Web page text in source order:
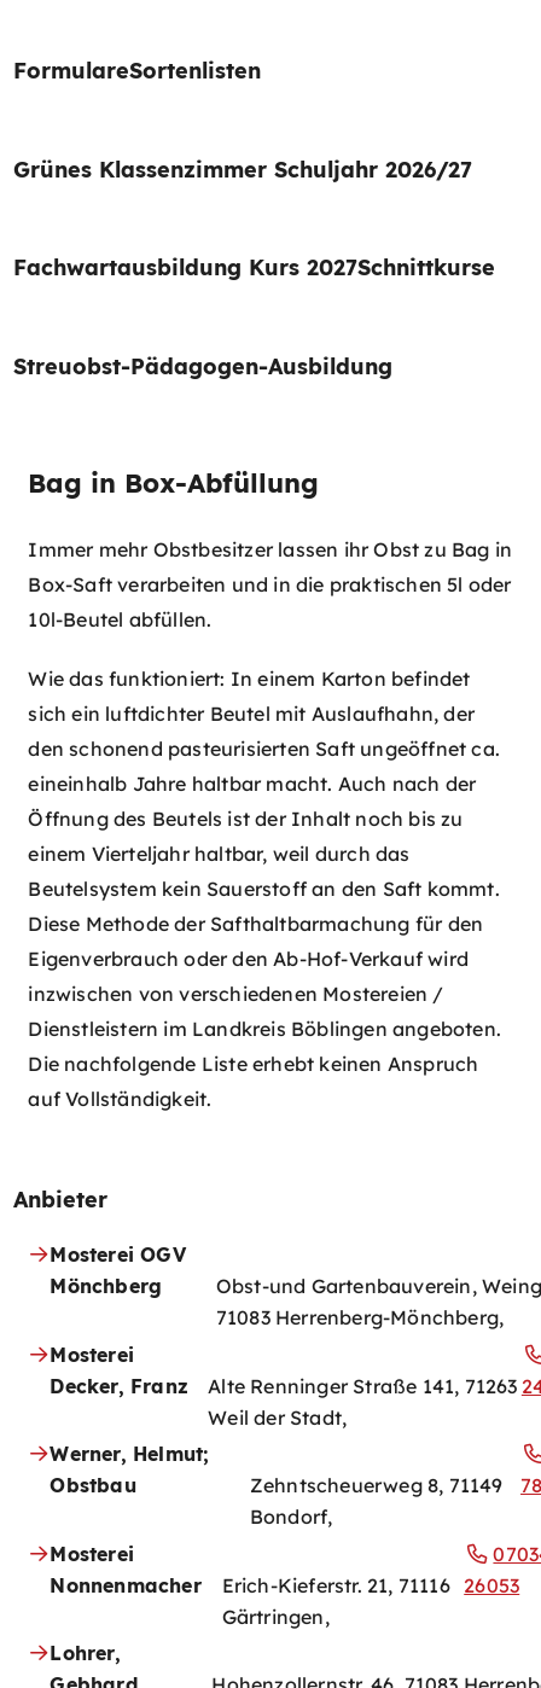
FormulareSortenlisten
Grünes Klassenzimmer Schuljahr 2026/27
Fachwartausbildung Kurs 2027Schnittkurse
Streuobst-Pädagogen-Ausbildung
Bag in Box-Abfüllung
Immer mehr Obstbesitzer lassen ihr Obst zu Bag in
Box-Saft verarbeiten und in die praktischen 5l oder
10l-Beutel abfüllen.
Wie das funktioniert: In einem Karton befindet
sich ein luftdichter Beutel mit Auslaufhahn, der
den schonend pasteurisierten Saft ungeöffnet ca.
eineinhalb Jahre haltbar macht. Auch nach der
Öffnung des Beutels ist der Inhalt noch bis zu
einem Vierteljahr haltbar, weil durch das
Beutelsystem kein Sauerstoff an den Saft kommt.
Diese Methode der Safthaltbarmachung für den
Eigenverbrauch oder den Ab-Hof-Verkauf wird
inzwischen von verschiedenen Mostereien /
Dienstleistern im Landkreis Böblingen angeboten.
Die nachfolgende Liste erhebt keinen Anspruch
auf Vollständigkeit.
Anbieter
Mosterei OGV
Mönchberg
Obst-und Gartenbauverein,
71083 Herrenberg-Mönchberg,
Mosterei
Decker, Franz
Alte Renninger Straße 141, 71263
Weil der Stadt,
Werner, Helmut;
Obstbau
Zehntscheuerweg 8, 71149
Bondorf,
Mosterei
Nonnenmacher
Erich-Kieferstr. 21, 71116
Gärtringen,
26053
Lohrer,